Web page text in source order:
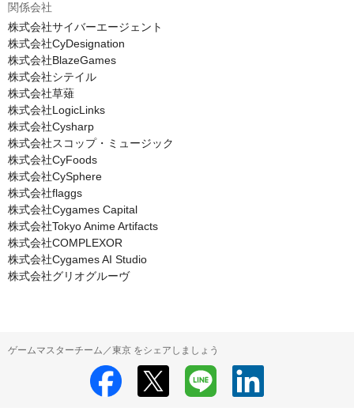
関係会社
株式会社サイバーエージェント
株式会社CyDesignation
株式会社BlazeGames
株式会社シテイル
株式会社草薙
株式会社LogicLinks
株式会社Cysharp
株式会社スコップ・ミュージック
株式会社CyFoods
株式会社CySphere
株式会社flaggs
株式会社Cygames Capital
株式会社Tokyo Anime Artifacts
株式会社COMPLEXOR
株式会社Cygames AI Studio
株式会社グリオグルーヴ
ゲームマスターチーム／東京 をシェアしましょう